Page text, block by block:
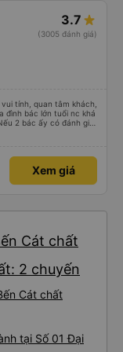
3.7
(3005 đánh giá)
tính, quan tâm khách,
2 bác ấy có đánh giá
2 bác nói rất to. To
của mình, mình hỗ
các bạn nữ lễ tân xinh
là (một mình) yêu
Xem giá
Cát chất
2 chuyến
Cát chất
tại Số 01 Đại